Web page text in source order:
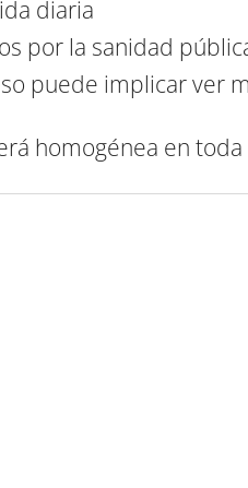
diaria
por la sanidad
puede implicar ver
homogénea en toda